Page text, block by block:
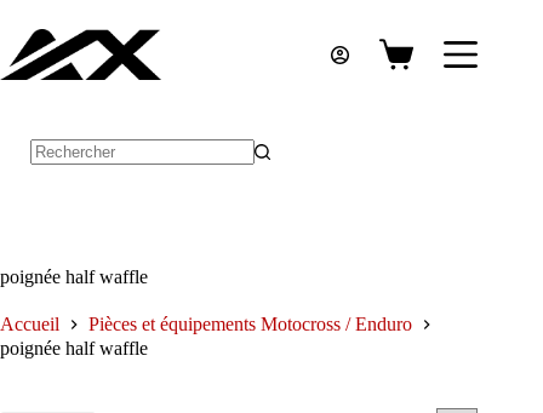
contenu
Panier
poignée half waffle
Accueil
Pièces et équipements Motocross / Enduro
poignée half waffle